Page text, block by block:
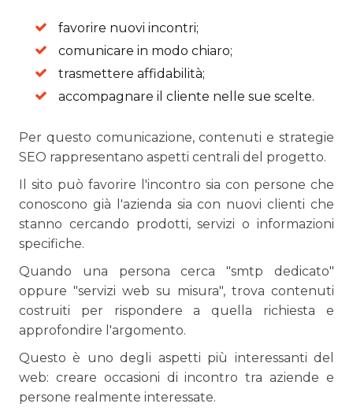
favorire nuovi incontri;
comunicare in modo chiaro;
trasmettere affidabilità;
accompagnare il cliente nelle sue scelte.
Per questo comunicazione, contenuti e strategie
SEO rappresentano aspetti centrali del progetto.
Il sito può favorire l'incontro sia con persone che
conoscono già l'azienda sia con nuovi clienti che
stanno cercando prodotti, servizi o informazioni
specifiche.
Quando una persona cerca "smtp dedicato"
oppure "servizi web su misura", trova contenuti
costruiti per rispondere a quella richiesta e
approfondire l'argomento.
Questo è uno degli aspetti più interessanti del
web: creare occasioni di incontro tra aziende e
persone realmente interessate.